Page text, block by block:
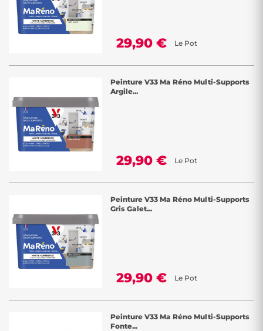
29,90 € Le Pot
Peinture V33 Ma Réno Multi-Supports
Argile...
29,90 € Le Pot
Peinture V33 Ma Réno Multi-Supports
Gris Galet...
29,90 € Le Pot
Peinture V33 Ma Réno Multi-Supports
Fonte...